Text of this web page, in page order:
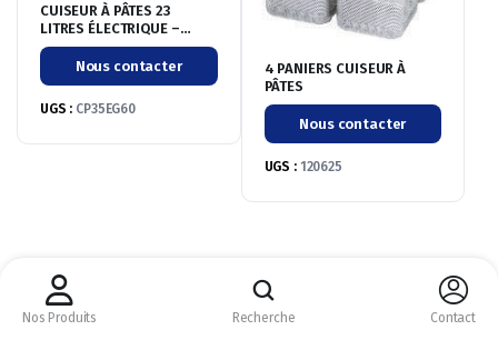
CUISEUR À PÂTES 23
LITRES ÉLECTRIQUE –
GAMME 600
Nous contacter
UGS : CP35EG60
4 PANIERS CUISEUR À
PÂTES
Nous contacter
UGS : 120625
CM CHR © 2026 ©
Nous acceptons :
Nos Produits Recherche Contact